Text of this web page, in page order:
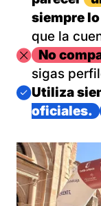
siempre
que la
Imagen
No
sigas
Imagen
Utiliza
oficiales.